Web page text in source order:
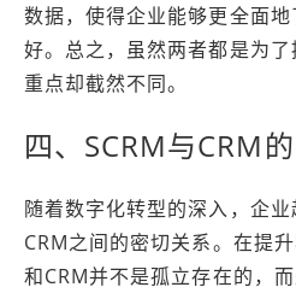
数据，使得企业能够更全面
好。总之，虽然两者都是为
重点却截然不同。
四、SCRM与CRM
随着数字化转型的深入，企
CRM之间的密切关系。在提
和CRM并不是孤立存在的，